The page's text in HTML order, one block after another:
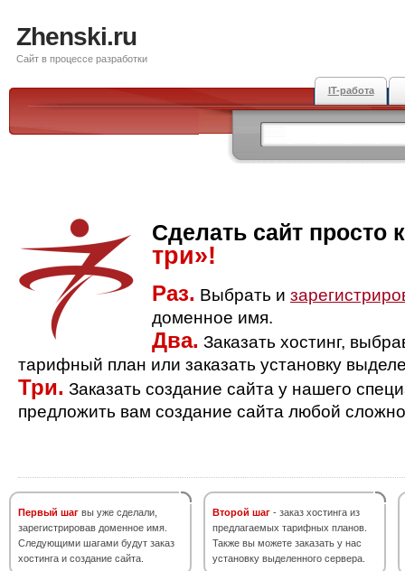
Zhenski.ru
Сайт в процессе разработки
IT-работа
Сделать сайт просто
три»!
Раз. Выбрать и
доменное имя.
Два. Заказать хостинг,
тарифный план или заказать установку
Три. Заказать создание сайта у нашего
предложить вам создание сайта любой
Первый шаг вы уже сделали,
зарегистрировав доменное имя.
Следующими шагами будут заказ
хостинга и создание сайта.
Второй шаг - заказ хостинга из
предлагаемых тарифных планов.
Также вы можете заказать у нас
установку выделенного сервера.